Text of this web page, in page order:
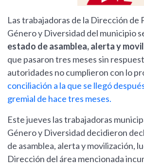
Las trabajadoras de la Dirección de
Género y Diversidad del municipio
estado de asamblea, alerta y
que pasaron tres meses sin
autoridades no cumplieron con lo
conciliación a la que se llegó
gremial de hace tres meses.
Este jueves las trabajadoras
Género y Diversidad decidieron
de asamblea, alerta y movilización,
Dirección del área mencionada